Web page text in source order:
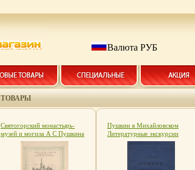
Валюта РУБ
ТОВАРЫ
Святогорский монастырь-
музей и могила А С Пушкина
Антикварное издание
Сохранность: Хорошая
Издательство: Псковское
областное газетно-книжное
Пушкин в Михайловском
Литературные экскурсии
Антикварное издание
Государственное учебно-